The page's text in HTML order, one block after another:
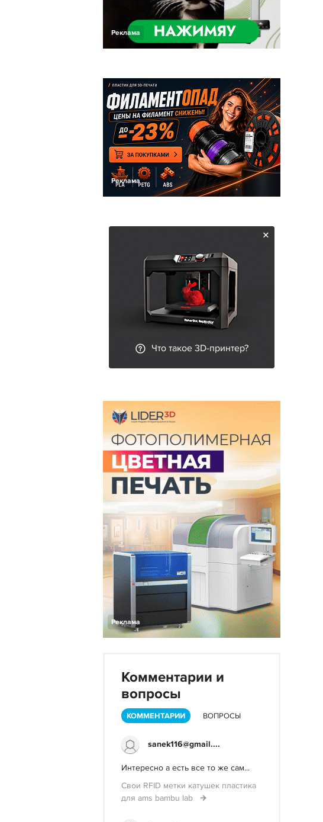
Реклама
Реклама
Что такое 3D-принтер?
Реклама
Комментарии и
вопросы
КОММЕНТАРИИ ВОПРОСЫ
sanek116@gmail....
Интересно а есть все то же сам...
Свои RFID метки катушек пластика
для ams bambu lab